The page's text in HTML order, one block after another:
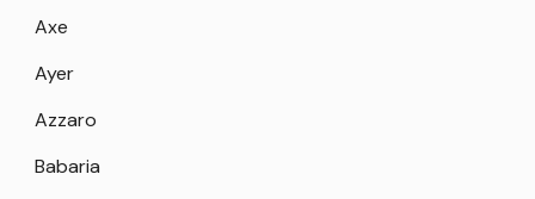
Axe
Ayer
Azzaro
Babaria